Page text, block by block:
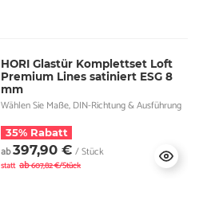
HORI Glastür Komplettset Loft
Premium Lines satiniert ESG 8
mm
Wählen Sie Maße, DIN-Richtung & Ausführung
35% Rabatt
ab397,90 € / Stück
statt ab607,82 €/Stück